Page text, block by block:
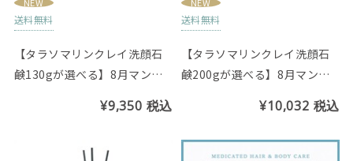
送料無料
【タラソマリンクレイ洗顔石
鹸130gが選べる】8月マンス
¥9,350 税込
送料無料
【タラソマリンクレイ洗顔石
鹸200gが選べる】8月マンス
¥10,032 税込